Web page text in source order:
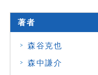
著者
森谷克也
森中謙介